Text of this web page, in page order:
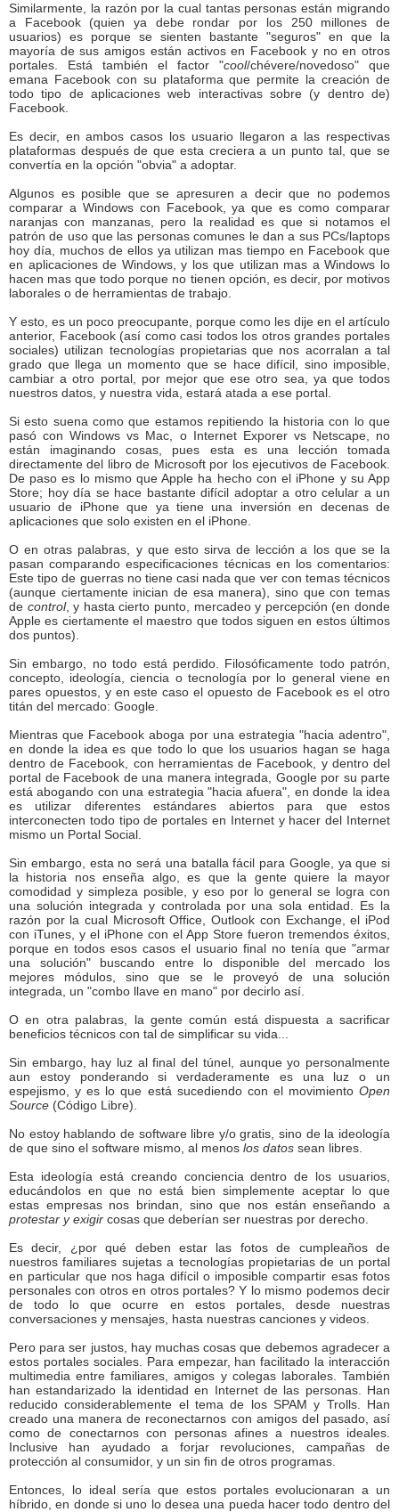
Similarmente, la razón por la cual tantas personas están migrando
a Facebook (quien ya debe rondar por los 250 millones de
usuarios) es porque se sienten bastante "seguros" en que la
mayoría de sus amigos están activos en Facebook y no en otros
portales. Está también el factor "cool/chévere/novedoso" que
emana Facebook con su plataforma que permite la creación de
todo tipo de aplicaciones web interactivas sobre (y dentro de)
Facebook.
Es decir, en ambos casos los usuario llegaron a las respectivas
plataformas después de que esta creciera a un punto tal, que se
convertía en la opción "obvia" a adoptar.
Algunos es posible que se apresuren a decir que no podemos
comparar a Windows con Facebook, ya que es como comparar
naranjas con manzanas, pero la realidad es que si notamos el
patrón de uso que las personas comunes le dan a sus PCs/laptops
hoy día, muchos de ellos ya utilizan mas tiempo en Facebook que
en aplicaciones de Windows, y los que utilizan mas a Windows lo
hacen mas que todo porque no tienen opción, es decir, por motivos
laborales o de herramientas de trabajo.
Y esto, es un poco preocupante, porque como les dije en el artículo
anterior, Facebook (así como casi todos los otros grandes portales
sociales) utilizan tecnologías propietarias que nos acorralan a tal
grado que llega un momento que se hace difícil, sino imposible,
cambiar a otro portal, por mejor que ese otro sea, ya que todos
nuestros datos, y nuestra vida, estará atada a ese portal.
Si esto suena como que estamos repitiendo la historia con lo que
pasó con Windows vs Mac, o Internet Exporer vs Netscape, no
están imaginando cosas, pues esta es una lección tomada
directamente del libro de Microsoft por los ejecutivos de Facebook.
De paso es lo mismo que Apple ha hecho con el iPhone y su App
Store; hoy día se hace bastante difícil adoptar a otro celular a un
usuario de iPhone que ya tiene una inversión en decenas de
aplicaciones que solo existen en el iPhone.
O en otras palabras, y que esto sirva de lección a los que se la
pasan comparando especificaciones técnicas en los comentarios:
Este tipo de guerras no tiene casi nada que ver con temas técnicos
(aunque ciertamente inician de esa manera), sino que con temas
de control, y hasta cierto punto, mercadeo y percepción (en donde
Apple es ciertamente el maestro que todos siguen en estos últimos
dos puntos).
Sin embargo, no todo está perdido. Filosóficamente todo patrón,
concepto, ideología, ciencia o tecnología por lo general viene en
pares opuestos, y en este caso el opuesto de Facebook es el otro
titán del mercado: Google.
Mientras que Facebook aboga por una estrategia "hacia adentro",
en donde la idea es que todo lo que los usuarios hagan se haga
dentro de Facebook, con herramientas de Facebook, y dentro del
portal de Facebook de una manera integrada, Google por su parte
está abogando con una estrategia "hacia afuera", en donde la idea
es utilizar diferentes estándares abiertos para que estos
interconecten todo tipo de portales en Internet y hacer del Internet
mismo un Portal Social.
Sin embargo, esta no será una batalla fácil para Google, ya que si
la historia nos enseña algo, es que la gente quiere la mayor
comodidad y simpleza posible, y eso por lo general se logra con
una solución integrada y controlada por una sola entidad. Es la
razón por la cual Microsoft Office, Outlook con Exchange, el iPod
con iTunes, y el iPhone con el App Store fueron tremendos éxitos,
porque en todos esos casos el usuario final no tenía que "armar
una solución" buscando entre lo disponible del mercado los
mejores módulos, sino que se le proveyó de una solución
integrada, un "combo llave en mano" por decirlo así.
O en otra palabras, la gente común está dispuesta a sacrificar
beneficios técnicos con tal de simplificar su vida...
Sin embargo, hay luz al final del túnel, aunque yo personalmente
aun estoy ponderando si verdaderamente es una luz o un
espejismo, y es lo que está sucediendo con el movimiento Open
Source (Código Libre).
No estoy hablando de software libre y/o gratis, sino de la ideología
de que sino el software mismo, al menos los datos sean libres.
Esta ideología está creando conciencia dentro de los usuarios,
educándolos en que no está bien simplemente aceptar lo que
estas empresas nos brindan, sino que nos están enseñando a
protestar y exigir cosas que deberían ser nuestras por derecho.
Es decir, ¿por qué deben estar las fotos de cumpleaños de
nuestros familiares sujetas a tecnologías propietarias de un portal
en particular que nos haga difícil o imposible compartir esas fotos
personales con otros en otros portales? Y lo mismo podemos decir
de todo lo que ocurre en estos portales, desde nuestras
conversaciones y mensajes, hasta nuestras canciones y videos.
Pero para ser justos, hay muchas cosas que debemos agradecer a
estos portales sociales. Para empezar, han facilitado la interacción
multimedia entre familiares, amigos y colegas laborales. También
han estandarizado la identidad en Internet de las personas. Han
reducido considerablemente el tema de los SPAM y Trolls. Han
creado una manera de reconectarnos con amigos del pasado, así
como de conectarnos con personas afines a nuestros ideales.
Inclusive han ayudado a forjar revoluciones, campañas de
protección al consumidor, y un sin fin de otros programas.
Entonces, lo ideal sería que estos portales evolucionaran a un
híbrido, en donde si uno lo desea una pueda hacer todo dentro del